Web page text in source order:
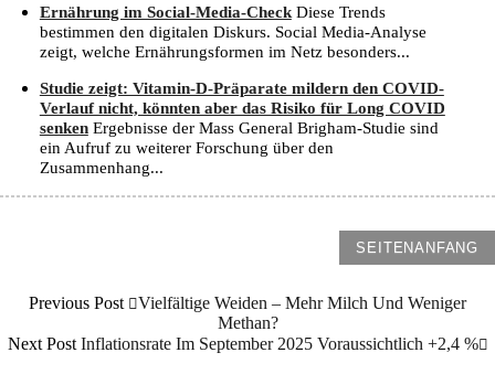
Ernährung im Social-Media-CheckDiese Trends
bestimmen den digitalen Diskurs. Social Media-Analyse
zeigt, welche Ernährungsformen im Netz besonders...
Studie zeigt: Vitamin-D-Präparate mildern den COVID-
Verlauf nicht, könnten aber das Risiko für Long COVID
senkenErgebnisse der Mass General Brigham-Studie sind
ein Aufruf zu weiterer Forschung über den
Zusammenhang...
SEITENANFANG
Previous Post
Vielfältige Weiden – Mehr Milch Und Weniger
Methan?
Next Post Inflationsrate Im September 2025 Voraussichtlich +2,4 %